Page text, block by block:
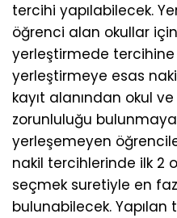
tercihi yapılabilecek.
öğrenci alan okullar
yerleştirmede
yerleştirmeye esas
kayıt alanından okul
zorunluluğu
yerleşemeyen
nakil tercihlerinde ilk 2
seçmek suretiyle en
bulunabilecek. Yapılan